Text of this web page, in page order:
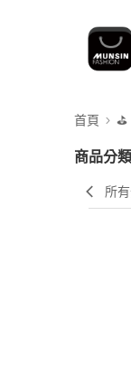
首頁
商品分類
所